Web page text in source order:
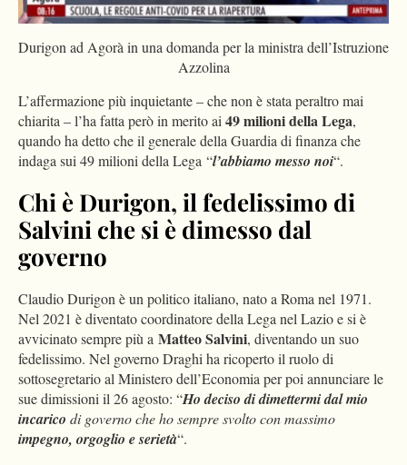
Durigon ad Agorà in una domanda per la ministra dell’Istruzione
Azzolina
L’affermazione più inquietante – che non è stata peraltro mai
chiarita – l’ha fatta però in merito ai 49 milioni della Lega,
quando ha detto che il generale della Guardia di finanza che
indaga sui 49 milioni della Lega “l’abbiamo messo noi“.
Chi è Durigon, il fedelissimo di
Salvini che si è dimesso dal
governo
Claudio Durigon è un politico italiano, nato a Roma nel 1971.
Nel 2021 è diventato coordinatore della Lega nel Lazio e si è
avvicinato sempre più a Matteo Salvini, diventando un suo
fedelissimo. Nel governo Draghi ha ricoperto il ruolo di
sottosegretario al Ministero dell’Economia per poi annunciare le
sue dimissioni il 26 agosto: “Ho deciso di dimettermi dal mio
incarico di governo che ho sempre svolto con massimo
impegno, orgoglio e serietà“.